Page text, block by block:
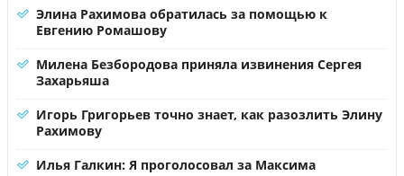
Элина Рахимова обратилась за помощью к
Евгению Ромашову
Милена Безбородова приняла извинения Сергея
Захарьяша
Игорь Григорьев точно знает, как разозлить Элину
Рахимову
Илья Галкин: Я проголосовал за Максима